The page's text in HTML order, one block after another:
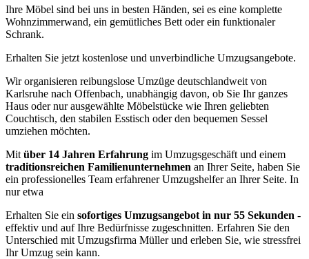
Ihre Möbel sind bei uns in besten Händen, sei es eine komplette
Wohnzimmerwand, ein gemütliches Bett oder ein funktionaler
Schrank.
Erhalten Sie jetzt kostenlose und unverbindliche Umzugsangebote.
Wir organisieren reibungslose Umzüge deutschlandweit von
Karlsruhe nach Offenbach, unabhängig davon, ob Sie Ihr ganzes
Haus oder nur ausgewählte Möbelstücke wie Ihren geliebten
Couchtisch, den stabilen Esstisch oder den bequemen Sessel
umziehen möchten.
Mit über 14 Jahren Erfahrung im Umzugsgeschäft und einem
traditionsreichen Familienunternehmen an Ihrer Seite, haben Sie
ein professionelles Team erfahrener Umzugshelfer an Ihrer Seite. In
nur etwa
Erhalten Sie ein sofortiges Umzugsangebot in nur 55 Sekunden -
effektiv und auf Ihre Bedürfnisse zugeschnitten. Erfahren Sie den
Unterschied mit Umzugsfirma Müller und erleben Sie, wie stressfrei
Ihr Umzug sein kann.